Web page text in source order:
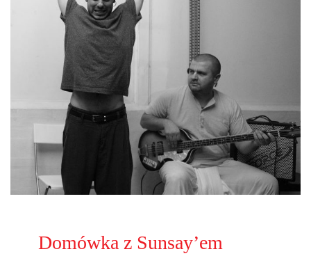
Domówka z Sunsay’em